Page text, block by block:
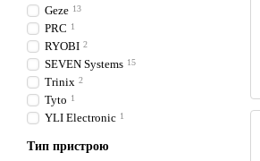
Geze 13
PRC 1
RYOBI 2
SEVEN Systems 15
Trinix 2
Tyto 1
YLI Electronic 1
Тип пристрою